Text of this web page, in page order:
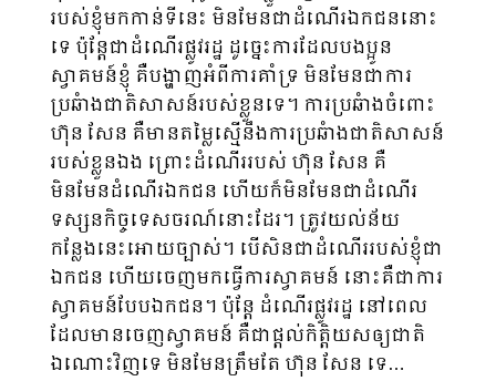
របស់ខ្ញុំមកកាន់ទីនេះ មិនមែនជាដំ​ណើរឯកជននោះ
ទេ ប៉ុន្តែជាដំណើរផ្លូវរដ្ឋ ដូច្នេះការដែលប​ងប្អូន
ស្វាគមន៍ខ្ញុំ គឺបង្ហាញអំពីការគាំទ្រ មិនមែនជាការ
ប្រឆំាងជាតិសាសន៍របស់ខ្លួនទេ។ ការប្រឆំាងចំពោះ
ហ៊ុន សែន គឺមានតម្លៃស្មើនឹងការប្រឆំាងជាតិសាសន៍
របស់ខ្លួនឯង ព្រោះដំណើររបស់ ហ៊ុន សែន គឺ
មិនមែនដំណើរឯកជន ហើយក៏មិនមែនជាដំណើរ
ទស្សនកិច្ចទេសចរណ៍នោះដែរ។ ត្រូវយល់ន័យ
កន្លែងនេះអោយច្បាស់។ បើសិនជាដំណើររបស់ខ្ញុំជា
ឯកជន ហើយចេញមកធ្វើការស្វាគមន៍ នោះគឺជាការ
ស្វាគមន៍បែបឯកជន។ ប៉ុន្តែ ដំណើរផ្លូវរដ្ឋ នៅពេល
ដែលមានចេញស្វាគមន៍ គឺជាផ្តល់កិត្តិយសឲ្យជាតិ
ឯណោះវិញទេ មិនមែនត្រឹមតែ ហ៊ុន សែន ទេ…